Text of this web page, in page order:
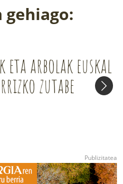
eta arbolak euskal
zutabe